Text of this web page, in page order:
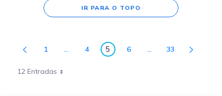
IR PARA O TOPO
12 Entradas
Página
1 ...Páginas intermediárias Usar ABA para navegar.
Página
4 Página
5 Página
6 ...PáginasPágina
33